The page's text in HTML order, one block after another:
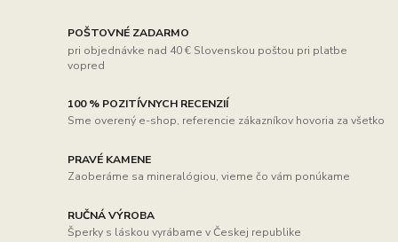
POŠTOVNÉ ZADARMO
pri objednávke nad 40 € Slovenskou poštou pri platbe
vopred
100 % POZITÍVNYCH RECENZIÍ
Sme overený e-shop, referencie zákazníkov hovoria za všetko
PRAVÉ KAMENE
Zaoberáme sa mineralógiou, vieme čo vám ponúkame
RUČNÁ VÝROBA
Šperky s láskou vyrábame v Českej republike